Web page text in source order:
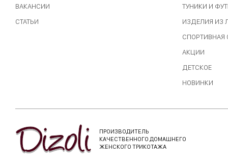
ПРОИЗВОДИТЕЛЬ
КАЧЕСТВЕННОГО ДОМАШНЕГО
ЖЕНСКОГО ТРИКОТАЖА
ВАКАНСИИ
СТАТЬИ
ТУНИКИ И
ИЗДЕЛИЯ ИЗ
АКЦИИ
ДЕТСКОЕ
НОВИНКИ